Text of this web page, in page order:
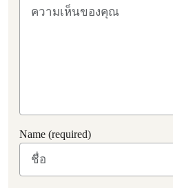
Name (required)